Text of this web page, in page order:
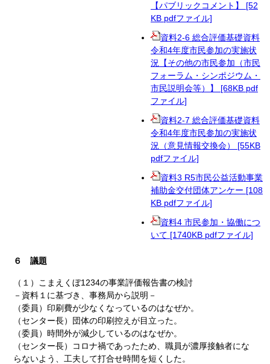
【パブリックコメント】 [52
KB pdfファイル]
資料2-6 総合評価基礎資料
令和4年度市民参加の実施状
況【その他の市民参加（市民
フォーラム・シンポジウム・
市民説明会等）】 [68KB pdf
ファイル]
資料2-7 総合評価基礎資料
令和4年度市民参加の実施状
況（意見情報交換会） [55KB
pdfファイル]
資料3 R5市民公益活動事業
補助金交付団体アンケー [108
KB pdfファイル]
資料4 市民参加・協働につ
いて [1740KB pdfファイル]
６ 議題
（１）こまえくぼ1234の事業評価報告書の検討
－資料１に基づき、事務局から説明－
（委員）印刷費が少なくなっているのはなぜか。
（センター長）団体の印刷控えが目立った。
（委員）時間外が減少しているのはなぜか。
（センター長）コロナ禍であったため、職員が濃厚接触者にな
らないよう、工夫して打合せ時間を短くした。